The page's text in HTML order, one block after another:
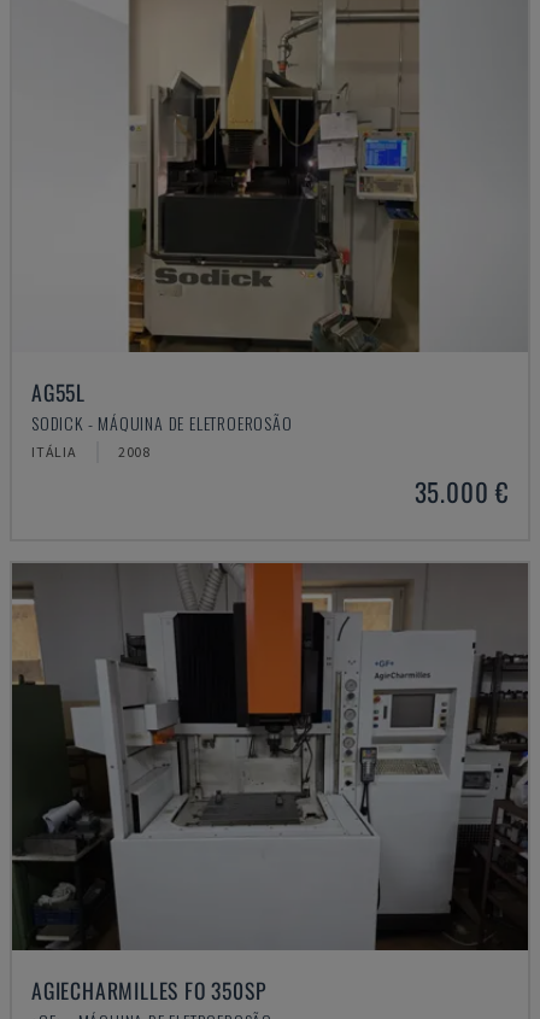
AG55L
SODICK - MÁQUINA DE ELETROEROSÃO
ITÁLIA 2008
35.000 €
AGIECHARMILLES FO 350SP